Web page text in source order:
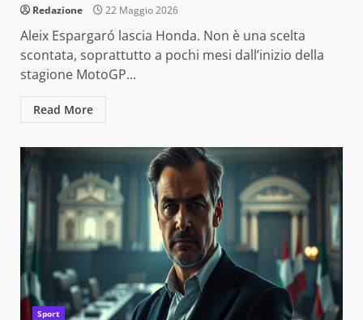
Redazione 22 Maggio 2026
Aleix Espargaró lascia Honda. Non è una scelta
scontata, soprattutto a pochi mesi dall’inizio della
stagione MotoGP...
Read More
Sport